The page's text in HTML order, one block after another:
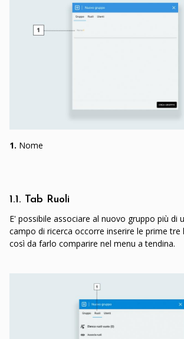
1. Nome
1.1. Tab Ruoli
E' possibile associare al nuovo gruppo più di
campo di ricerca occorre inserire le prime
così da farlo comparire nel menu a tendina.